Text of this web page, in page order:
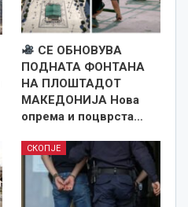
СЕ ОБНОВУВА
ПОДНАТА ФОНТАНА
НА ПЛОШТАДОТ
МАКЕДОНИЈА Нова
опрема и поцврста…
СКОПЈЕ